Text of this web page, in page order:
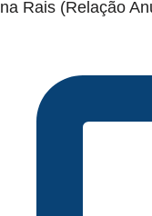
na Rais (Relação